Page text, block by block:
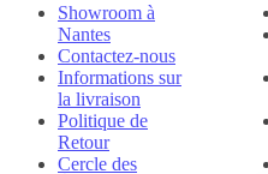
Showroom à
Nantes
Contactez-nous
Informations sur
la livraison
Politique de
Retour
Cercle des